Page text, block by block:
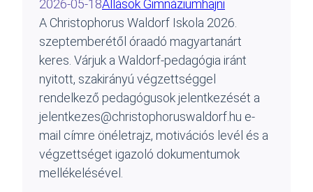
2026-05-18Állások Gimnáziumhajni
A Christophorus Waldorf Iskola 2026.
szeptemberétől óraadó magyartanárt
keres. Várjuk a Waldorf-pedagógia iránt
nyitott, szakirányú végzettséggel
rendelkező pedagógusok jelentkezését a
jelentkezes@christophoruswaldorf.hu e-
mail címre önéletrajz, motivációs levél és a
végzettséget igazoló dokumentumok
mellékelésével.